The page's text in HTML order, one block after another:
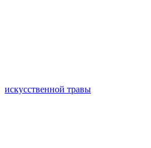
искусственной травы